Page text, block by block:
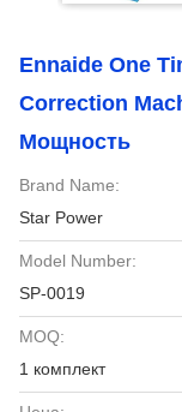
Ennaide One
Correction
Мощность
Brand Name:
Star Power
Model Number:
SP-0019
MOQ:
1 комплект